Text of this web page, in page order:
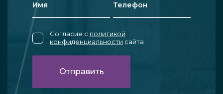
Согласие с политикой
конфиденциальности сайта